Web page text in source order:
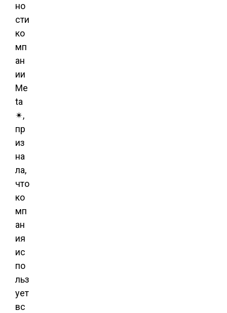
но
сти
ко
мп
ан
ии
Me
ta
✴,
пр
из
на
ла,
что
ко
мп
ан
ия
ис
по
льз
ует
вс